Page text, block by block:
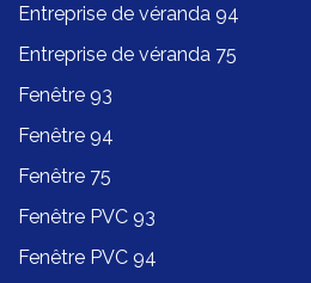
Entreprise de véranda 94
Entreprise de véranda 75
Fenêtre 93
Fenêtre 94
Fenêtre 75
Fenêtre PVC 93
Fenêtre PVC 94